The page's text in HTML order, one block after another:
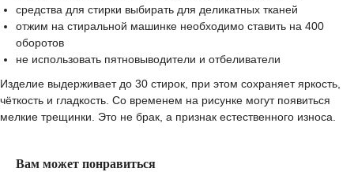
средства для стирки выбирать для деликатных тканей
отжим на стиральной машинке необходимо ставить на 400
оборотов
не использовать пятновыводители и отбеливатели
Изделие выдерживает до 30 стирок, при этом сохраняет яркость,
чёткость и гладкость. Со временем на рисунке могут появиться
мелкие трещинки. Это не брак, а признак естественного износа.
Вам может понравиться